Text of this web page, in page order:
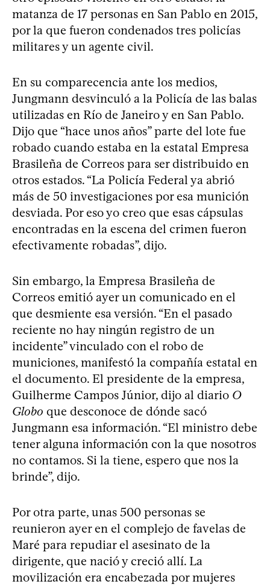
matanza de 17 personas en San Pablo en 2015,
por la que fueron condenados tres policías
militares y un agente civil.
En su comparecencia ante los medios,
Jungmann desvinculó a la Policía de las balas
utilizadas en Río de Janeiro y en San Pablo.
Dijo que “hace unos años” parte del lote fue
robado cuando estaba en la estatal Empresa
Brasileña de Correos para ser distribuido en
otros estados. “La Policía Federal ya abrió
más de 50 investigaciones por esa munición
desviada. Por eso yo creo que esas cápsulas
encontradas en la escena del crimen fueron
efectivamente robadas”, dijo.
Sin embargo, la Empresa Brasileña de
Correos emitió ayer un comunicado en el
que desmiente esa versión. “En el pasado
reciente no hay ningún registro de un
incidente” vinculado con el robo de
municiones, manifestó la compañía estatal en
el documento. El presidente de la empresa,
Guilherme Campos Júnior, dijo al diario O
Globo que desconoce de dónde sacó
Jungmann esa información. “El ministro debe
tener alguna información con la que nosotros
no contamos. Si la tiene, espero que nos la
brinde”, dijo.
Por otra parte, unas 500 personas se
reunieron ayer en el complejo de favelas de
Maré para repudiar el asesinato de la
dirigente, que nació y creció allí. La
movilización era encabezada por mujeres